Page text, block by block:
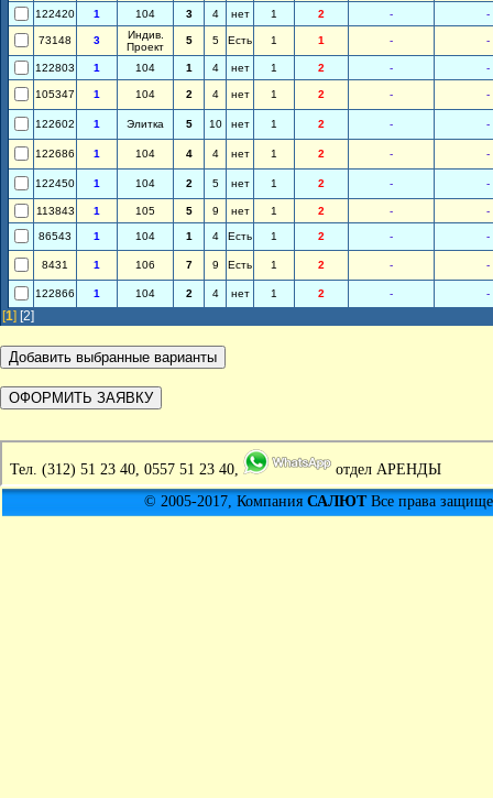
122420
1 104 3 4 нет 1 2 - -
73148 3
Индив.
Проект
5 5 Есть 1 1 - -
122803 1 104 1 4 нет 1 2 - -
105347 1 104 2 4 нет 1 2 - -
122602 1 Элитка 5 10 нет 1 2 - -
122686 1 104 4 4 нет 1 2 - -
122450 1 104 2 5 нет 1 2 - -
113843 1 105 5 9 нет 1 2 - -
86543 1 104 1 4 Есть 1 2 - -
8431 1 106 7 9 Есть 1 2 - -
122866 1 104 2 4 нет 1 2 - -
[1] [2]
Тел. (312) 51 23 40, 0557 51 23 40,
отдел АРЕНДЫ
© 2005-2017, Компания САЛЮТВсе права